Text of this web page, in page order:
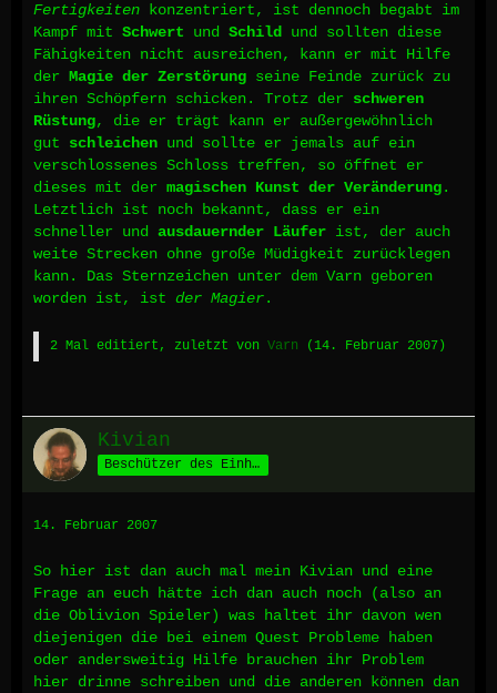
Fertigkeiten konzentriert, ist dennoch begabt im
Kampf mit Schwert und Schild
und sollten diese
Fähigkeiten nicht ausreichen, kann er mit Hilfe
der Magie der Zerstörung seine Feinde zurück zu
ihren Schöpfern schicken. Trotz der schweren
Rüstung, die er trägt kann er außergewöhnlich
gut schleichen und sollte er jemals auf ein
verschlossenes Schloss treffen, so öffnet er
dieses mit der magischen Kunst der Veränderung.
Letztlich ist noch bekannt, dass er ein
schneller und ausdauernder Läufer ist, der auch
weite Strecken ohne große Müdigkeit zurücklegen
kann. Das Sternzeichen unter dem Varn geboren
worden ist, ist der Magier.
2 Mal editiert, zuletzt von Varn ( 14. Februar 2007 )
Kivian
Beschützer des Einhorns
14. Februar 2007
So hier ist dan auch mal mein Kivian und eine
Frage an euch hätte ich dan auch noch (also an
die Oblivion Spieler) was haltet ihr davon wen
diejenigen die bei einem Quest Probleme haben
oder andersweitig Hilfe brauchen ihr Problem
hier drinne schreiben und die anderen können dan